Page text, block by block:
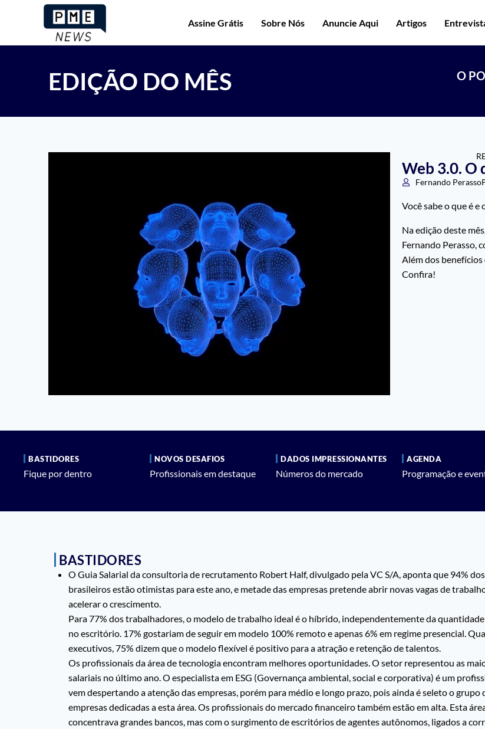
Assine Grátis Sobre Nós Anuncie Aqui Artigos
EDIÇÃO DO MÊS O
Web 3.0. O
Fernando Perasso
Você sabe o que é e
Na edição deste
Fernando Perasso,
Além dos benefícios
Confira!
BASTIDORES
Fique por dentro
NOVOS DESAFIOS
Profissionais em destaque
DADOS IMPRESSIONANTES
Números do mercado
AGENDA
Programação e
BASTIDORES
O Guia Salarial da consultoria de recrutamento Robert Half, divulgado pela VC S/A, aponta que 94%
brasileiros estão otimistas para este ano, e metade das empresas pretende abrir novas vagas de
acelerar o crescimento.
Para 77% dos trabalhadores, o modelo de trabalho ideal é o híbrido, independentemente da
no escritório. 17% gostariam de seguir em modelo 100% remoto e apenas 6% em regime presencial.
executivos, 75% dizem que o modelo flexível é positivo para a atração e retenção de talentos.
Os profissionais da área de tecnologia encontram melhores oportunidades. O setor representou as
salariais no último ano. O especialista em ESG (Governança ambiental, social e corporativa) é um
vem despertando a atenção das empresas, porém para médio e longo prazo, pois ainda é seleto o grupo
empresas dedicadas a esta área. Os profissionais do mercado financeiro também estão em alta. Esta
concentrava grandes bancos, mas com o surgimento de escritórios de agentes autônomos, ligados a